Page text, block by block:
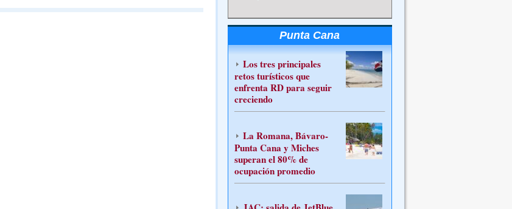
Punta Cana
Los tres principales
retos turísticos que
enfrenta RD para seguir
creciendo
La Romana, Bávaro-
Punta Cana y Miches
superan el 80% de
ocupación promedio